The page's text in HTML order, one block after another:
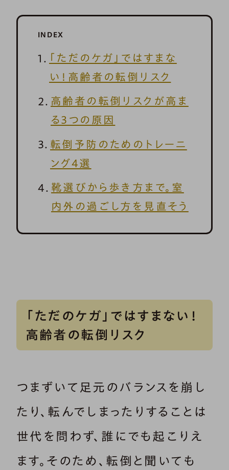
INDEX
「ただのケガ」ではすまな
い！高齢者の転倒リスク
高齢者の転倒リスクが高ま
る3つの原因
転倒予防のためのトレーニ
ング4選
靴選びから歩き方まで。室
内外の過ごし方を見直そう
「ただのケガ」ではすまない！
高齢者の転倒リスク
つまずいて足元のバランスを崩し
たり、転んでしまったりすることは
世代を問わず、誰にでも起こりえ
ます。そのため、転倒と聞いても